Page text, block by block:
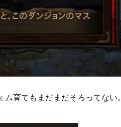
育てもまだまだそろってない。